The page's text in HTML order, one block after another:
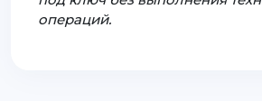
операций.